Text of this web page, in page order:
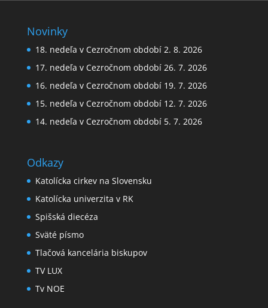
Novinky
18. nedeľa v Cezročnom období 2. 8. 2026
17. nedeľa v Cezročnom období 26. 7. 2026
16. nedeľa v Cezročnom období 19. 7. 2026
15. nedeľa v Cezročnom období 12. 7. 2026
14. nedeľa v Cezročnom období 5. 7. 2026
Odkazy
Katolícka cirkev na Slovensku
Katolícka univerzita v RK
Spišská diecéza
Sväté písmo
Tlačová kancelária biskupov
TV LUX
Tv NOE